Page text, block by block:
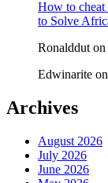
How to cheat
to Solve
Ronalddut on
Edwinarite on
Archives
August 2026
July 2026
June 2026